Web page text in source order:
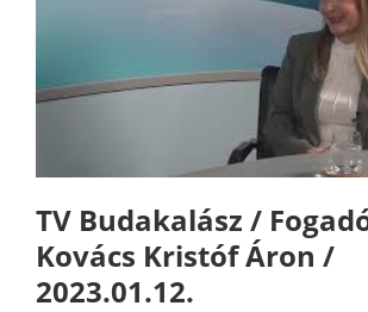
TV Budakalász /
Kovács Kristóf Áron /
2023.01.12.